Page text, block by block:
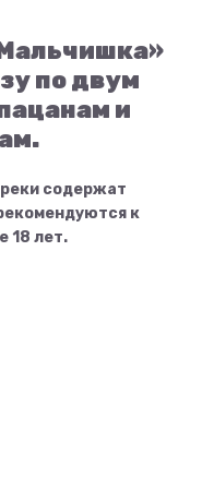
по двум
и
содержат
к
18 лет.